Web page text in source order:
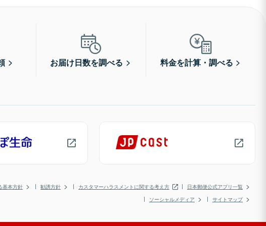
お届け日数を調べる 料金を計算・調べる
基本方針 勧誘方針 カスタマーハラスメントに関する考え方
日本郵便公式アプリ一覧
ソーシャルメディア
サイトマップ